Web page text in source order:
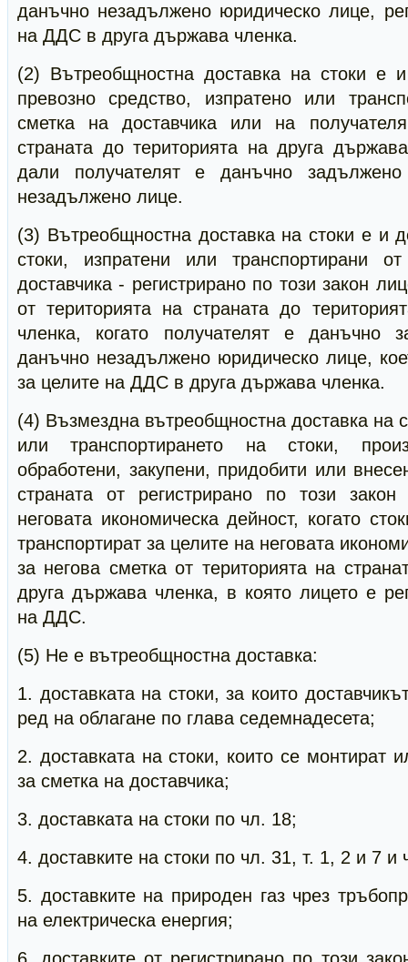
данъчно незадължено юридическо лице,
на ДДС в друга държава членка.
(2) Вътреобщностна доставка на стоки е
превозно средство, изпратено или
сметка на доставчика или на
страната до територията на друга
дали получателят е данъчно
незадължено лице.
(3) Вътреобщностна доставка на стоки е и
стоки, изпратени или транспортирани
доставчика - регистрирано по този закон
от територията на страната до
членка, когато получателят е данъчно
данъчно незадължено юридическо лице,
за целите на ДДС в друга държава членка.
(4) Възмездна вътреобщностна доставка на
или транспортирането на стоки,
обработени, закупени, придобити или
страната от регистрирано по този
неговата икономическа дейност, когато
транспортират за целите на неговата
за негова сметка от територията на
друга държава членка, в която лицето е
на ДДС.
(5) Не е вътреобщностна доставка:
1. доставката на стоки, за които
ред на облагане по глава седемнадесета;
2. доставката на стоки, които се монтират
за сметка на доставчика;
3. доставката на стоки по чл. 18;
4. доставките на стоки по чл. 31, т. 1, 2 и 7 и
5. доставките на природен газ чрез
на електрическа енергия;